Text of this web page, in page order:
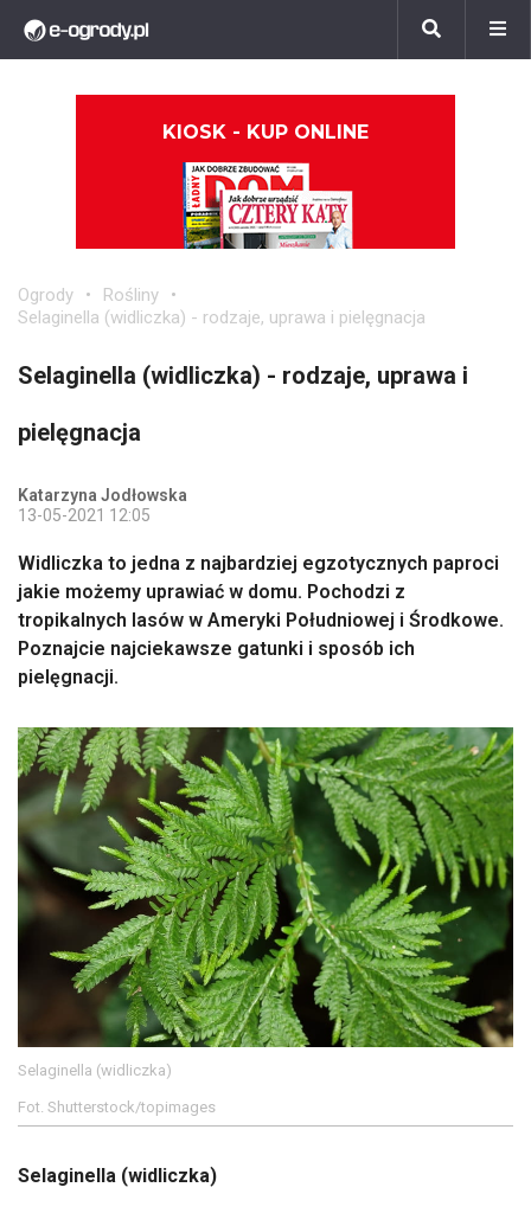
KIOSK - KUP ONLINE
Ogrody
Rośliny
Selaginella (widliczka) - rodzaje, uprawa i pielęgnacja
Selaginella (widliczka) - rodzaje, uprawa i
pielęgnacja
Katarzyna Jodłowska
13-05-2021 12:05
Widliczka to jedna z najbardziej egzotycznych paproci
jakie możemy uprawiać w domu. Pochodzi z
tropikalnych lasów w Ameryki Południowej i Środkowe.
Poznajcie najciekawsze gatunki i sposób ich
pielęgnacji.
Selaginella (widliczka)
Fot. Shutterstock/topimages
Selaginella (widliczka)